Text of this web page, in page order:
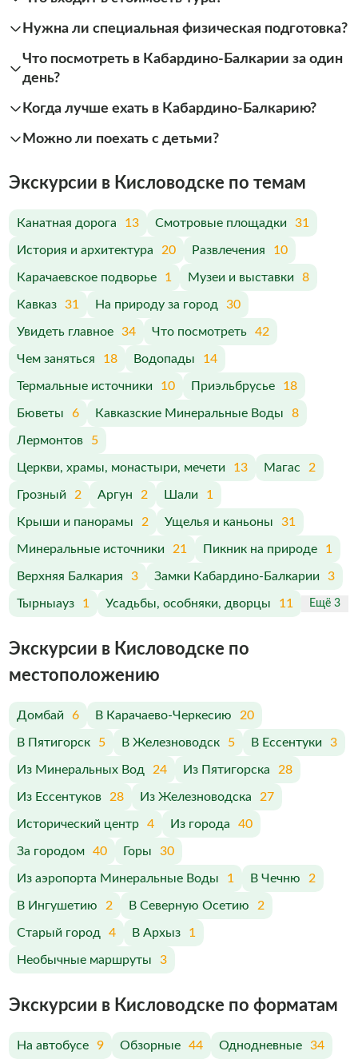
Нужна ли специальная физическая подготовка?
Что посмотреть в Кабардино-Балкарии за один
день?
Когда лучше ехать в Кабардино-Балкарию?
Можно ли поехать с детьми?
Экскурсии в Кисловодске по темам
Канатная дорога 13 Смотровые площадки 31
История и архитектура 20 Развлечения 10
Карачаевское подворье 1 Музеи и выставки 8
Кавказ 31 На природу за город 30
Увидеть главное 34 Что посмотреть 42
Чем заняться 18 Водопады 14
Термальные источники 10 Приэльбрусье 18
Бюветы 6 Кавказские Минеральные Воды 8
Лермонтов 5
Церкви, храмы, монастыри, мечети 13 Магас 2
Грозный 2 Аргун 2 Шали 1
Крыши и панорамы 2 Ущелья и каньоны 31
Минеральные источники 21 Пикник на природе 1
Верхняя Балкария 3 Замки Кабардино-Балкарии 3
Тырныауз 1 Усадьбы, особняки, дворцы 11 Ещё 3
Экскурсии в Кисловодске по
меcтоположению
Домбай 6 В Карачаево-Черкесию 20
В Пятигорск 5 В Железноводск 5 В Ессентуки 3
Из Минеральных Вод 24 Из Пятигорска 28
Из Ессентуков 28 Из Железноводска 27
Исторический центр 4 Из города 40
За городом 40 Горы 30
Из аэропорта Минеральные Воды 1 В Чечню 2
В Ингушетию 2 В Северную Осетию 2
Старый город 4 В Архыз 1
Необычные маршруты 3
Экскурсии в Кисловодске по форматам
На автобусе 9 Обзорные 44 Однодневные 34